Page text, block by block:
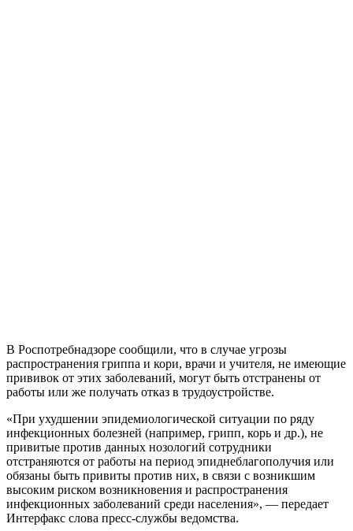
В Роспотребнадзоре сообщили, что в случае угрозы
распространения гриппа и кори, врачи и учителя, не имеющие
прививок от этих заболеваний, могут быть отстранены от
работы или же получать отказ в трудоустройстве.
«При ухудшении эпидемиологической ситуации по ряду
инфекционных болезней (например, грипп, корь и др.), не
привитые против данных нозологий сотрудники
отстраняются от работы на период эпиднеблагополучия или
обязаны быть привиты против них, в связи с возникшим
высоким риском возникновения и распространения
инфекционных заболеваний среди населения», — передает
Интерфакс слова пресс-службы ведомства.